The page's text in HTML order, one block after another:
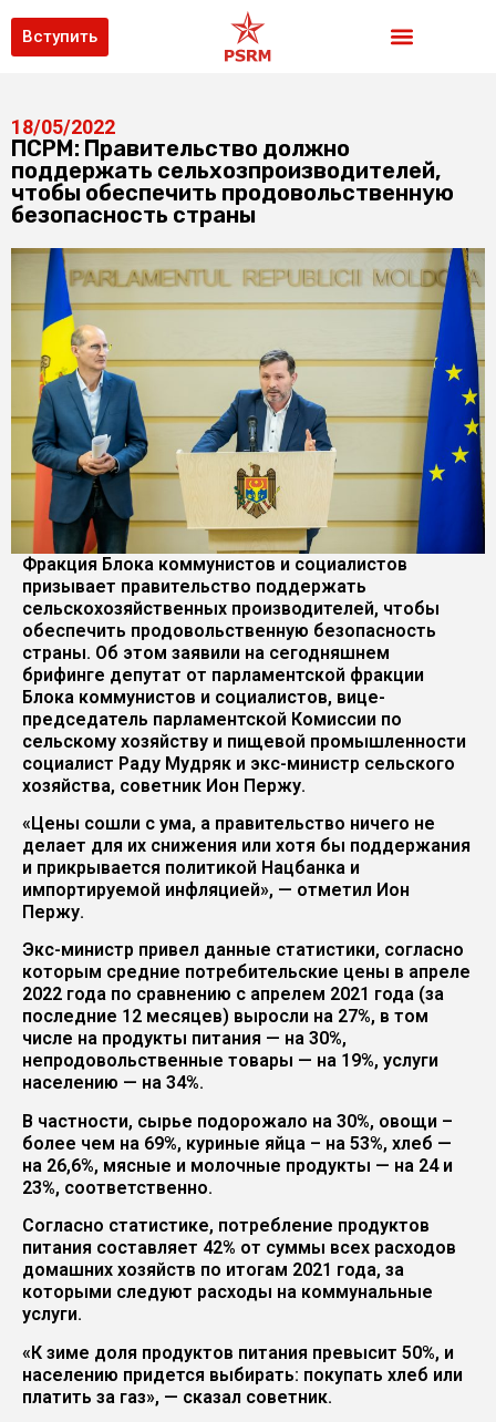
Вступить
18/05/2022
ПСРМ: Правительство должно
поддержать сельхозпроизводителей,
чтобы обеспечить продовольственную
безопасность страны
Фракция Блока коммунистов и социалистов
призывает правительство поддержать
сельскохозяйственных производителей, чтобы
обеспечить продовольственную безопасность
страны. Об этом заявили на сегодняшнем
брифинге депутат от парламентской фракции
Блока коммунистов и социалистов, вице-
председатель парламентской Комиссии по
сельскому хозяйству и пищевой промышленности
социалист Раду Мудряк и экс-министр сельского
хозяйства, советник Ион Пержу.
«Цены сошли с ума, а правительство ничего не
делает для их снижения или хотя бы поддержания
и прикрывается политикой Нацбанка и
импортируемой инфляцией», — отметил Ион
Пержу.
Экс-министр привел данные статистики, согласно
которым средние потребительские цены в апреле
2022 года по сравнению с апрелем 2021 года (за
последние 12 месяцев) выросли на 27%, в том
числе на продукты питания — на 30%,
непродовольственные товары — на 19%, услуги
населению — на 34%.
В частности, сырье подорожало на 30%, овощи –
более чем на 69%, куриные яйца – на 53%, хлеб —
на 26,6%, мясные и молочные продукты — на 24 и
23%, соответственно.
Согласно статистике, потребление продуктов
питания составляет 42% от суммы всех расходов
домашних хозяйств по итогам 2021 года, за
которыми следуют расходы на коммунальные
услуги.
«К зиме доля продуктов питания превысит 50%, и
населению придется выбирать: покупать хлеб или
платить за газ», — сказал советник.